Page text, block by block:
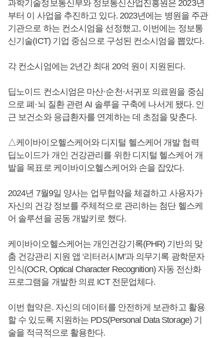
과학기술정보통신부와 정보통신산업진흥원은 2023년
부터 이 사업을 추진하고 있다. 2023년에는 병원을 주관
기관으로 하는 컨소시엄을 선정했고, 이번에는 정보통
신기술(ICT) 기업 중심으로 구성된 컨소시엄을 뽑았다.
각 컨소시엄에는 2년간 최대 20억 원이 지원된다.
딥노이드 컨소시엄은 마산·순천·서귀포 의료원을 중심
으로 폐·뇌 질환 관련 AI 솔루을 구축에 나서게 됐다. 인
근 보건소와 응급환자를 연계하는 데 초점을 맞춘다.
△케이바이오헬스케어와 디지털 헬스케어 개발 협력
딥노이드가 개인 건강관리를 위한 디지털 헬스케어 개
발을 목표로 케이바이오헬스케어와 손을 잡았다.
2024년 7월9일 양사는 업무협약을 체결하고 사용자가
자신의 건강 정보를 주체적으로 관리하는 첨단 헬스케
어 솔루션을 공동 개발키로 했다.
케이바이오헬스케어는 개인건강기록(PHR) 기반의 맞
춤 건강관리 지원 앱 ‘리터러시M’과 의무기록 광학문자
인식(OCR, Optical Character Recognition) 자동 전산화
프로그램을 개발한 의료 ICT 전문업체다.
이번 협약은. 자신의 데이터를 안전하게 보관하고 활용
할 수 있도록 지원하는 PDS(Personal Data Storage) 기
술을 적극적으로 활용한다.